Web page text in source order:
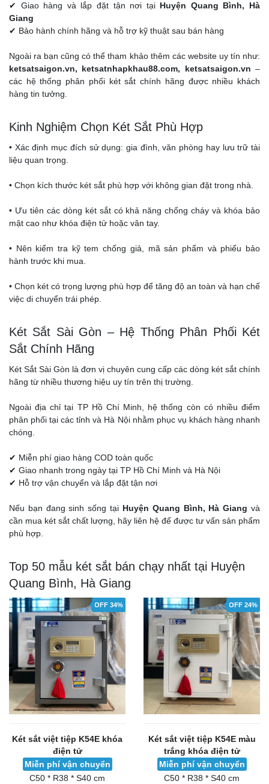
✔ Giao hàng và lắp đặt tận nơi tại Huyện Quang Bình, Hà
Giang
✔ Bảo hành chính hãng và hỗ trợ kỹ thuật sau bán hàng
Ngoài ra bạn cũng có thể tham khảo thêm các website uy tín như:
ketsatsaigon.vn, ketsatnhapkhau88.com, ketsatsaigon.vn –
các hệ thống phân phối két sắt chính hãng được nhiều khách
hàng tin tưởng.
Kinh Nghiệm Chọn Két Sắt Phù Hợp
• Xác định mục đích sử dụng: gia đình, văn phòng hay lưu trữ tài
liệu quan trọng.
• Chọn kích thước két sắt phù hợp với không gian đặt trong nhà.
• Ưu tiên các dòng két sắt có khả năng chống cháy và khóa bảo
mật cao như khóa điện tử hoặc vân tay.
• Nên kiểm tra kỹ tem chống giả, mã sản phẩm và phiếu bảo
hành trước khi mua.
• Chọn két có trọng lượng phù hợp để tăng độ an toàn và hạn chế
việc di chuyển trái phép.
Két Sắt Sài Gòn – Hệ Thống Phân Phối Két
Sắt Chính Hãng
Két Sắt Sài Gòn là đơn vị chuyên cung cấp các dòng két sắt chính
hãng từ nhiều thương hiệu uy tín trên thị trường.
Ngoài địa chỉ tại TP Hồ Chí Minh, hệ thống còn có nhiều điểm
phân phối tại các tỉnh và Hà Nội nhằm phục vụ khách hàng nhanh
chóng.
✔ Miễn phí giao hàng COD toàn quốc
✔ Giao nhanh trong ngày tại TP Hồ Chí Minh và Hà Nội
✔ Hỗ trợ vận chuyển và lắp đặt tận nơi
Nếu bạn đang sinh sống tại Huyện Quang Bình, Hà Giang và
cần mua két sắt chất lượng, hãy liên hệ để được tư vấn sản phẩm
phù hợp.
Top 50 mẫu két sắt bán chạy nhất tại Huyện
Quang Bình, Hà Giang
OFF 34%
Két sắt việt tiệp K54E khóa
điện tử
Miễn phí vận chuyển
C50 * R38 * S40 cm
OFF 24%
Két sắt việt tiệp K54E màu
trắng khóa điện tử
Miễn phí vận chuyển
C50 * R38 * S40 cm